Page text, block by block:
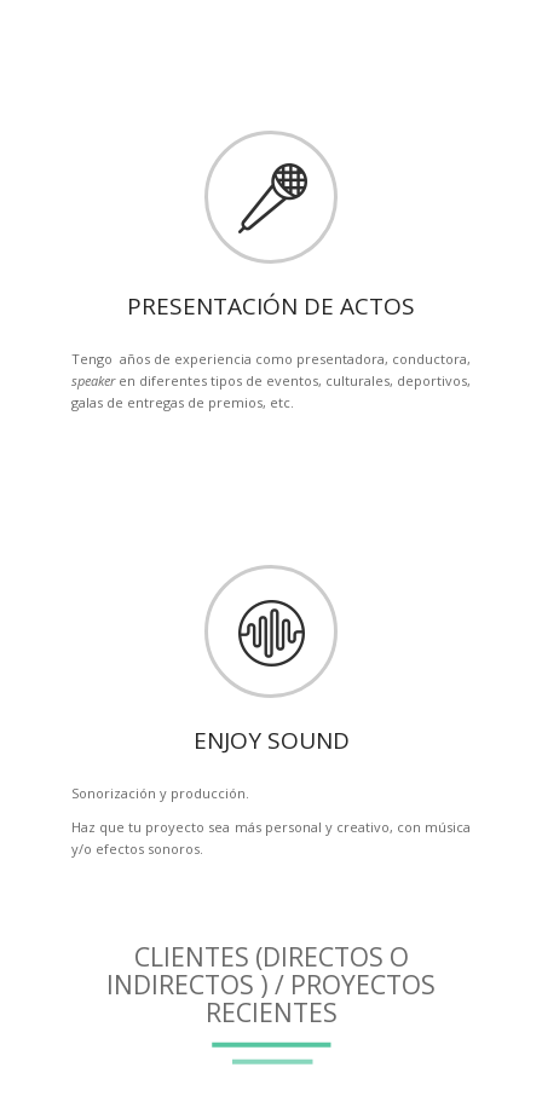
PRESENTACIÓN DE ACTOS
Tengo años de experiencia como presentadora, conductora,
speaker en diferentes tipos de eventos, culturales, deportivos,
galas de entregas de premios, etc.
ENJOY SOUND
Sonorización y producción.
Haz que tu proyecto sea más personal y creativo, con música
y/o efectos sonoros.
CLIENTES (DIRECTOS O
INDIRECTOS ) / PROYECTOS
RECIENTES